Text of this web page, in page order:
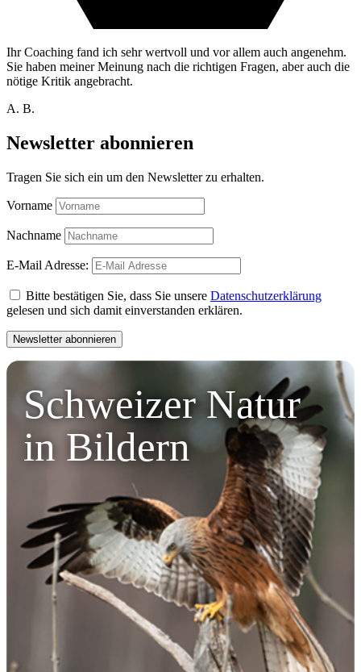
Ihr Coaching fand ich sehr wertvoll und vor allem auch angenehm.
Sie haben meiner Meinung nach die richtigen Fragen, aber auch die
nötige Kritik angebracht.
A. B.
Newsletter abonnieren
Tragen Sie sich ein um den Newsletter zu erhalten.
Vorname
Nachname
E-Mail Adresse:
Bitte bestätigen Sie, dass Sie unsere Datenschutzerklärung
gelesen und sich damit einverstanden erklären.
Schweizer Natur
in Bildern